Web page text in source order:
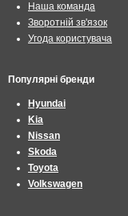
Наша команда
Зворотній зв'язок
Угода користувача
Популярні бренди
Hyundai
Kia
Nissan
Skoda
Toyota
Volkswagen